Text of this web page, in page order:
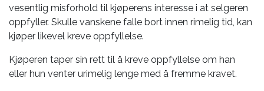
vesentlig misforhold til kjøperens interesse i at selgeren
oppfyller. Skulle vanskene falle bort innen rimelig tid, kan
kjøper likevel kreve oppfyllelse.
Kjøperen taper sin rett til å kreve oppfyllelse om han
eller hun venter urimelig lenge med å fremme kravet.